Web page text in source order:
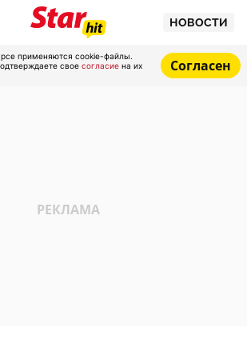
НОВОСТИ
применяются cookie-файлы.
свое согласие на их
Согласен